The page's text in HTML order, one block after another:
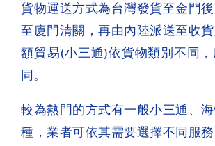
貨物運送方式為台灣發貨至金門
至廈門清關，再由內陸派送至收
額貿易(小三通)依貨物類別不同
同。
較為熱門的方式有一般小三通、
種，業者可依其需要選擇不同服